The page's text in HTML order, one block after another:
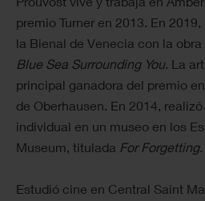
premio Turner en 2013. En
la Bienal de Venecia con la
Blue Sea Surrounding You. La
principal ganadora del premio
de Oberhausen. En 2014,
individual en un museo en los
Museum, titulada For Forgetting.
Estudió cine en Central Saint